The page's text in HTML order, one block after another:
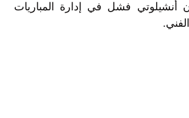
أنشيلوتي فشل في إدارة المباريات